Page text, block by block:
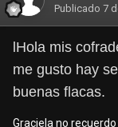
Publicado 7
lHola mis
me gusto hay
buenas flacas.
Graciela no